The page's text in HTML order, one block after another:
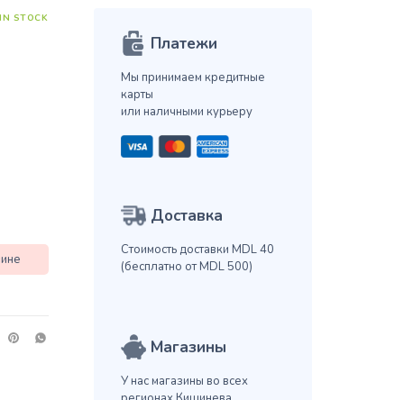
IN STOCK
Платежи
Мы принимаем кредитные
карты
или наличными курьеру
Доставка
Стоимость доставки MDL 40
(бесплатно от MDL 500)
Магазины
У нас магазины во всех